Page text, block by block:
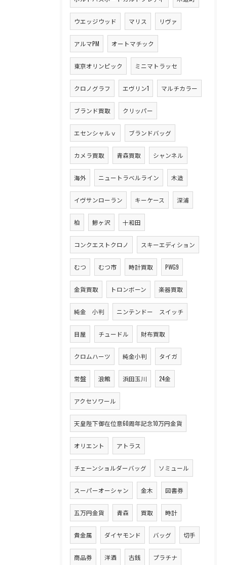
ウエッジウッド マリス リヴァ
アルマPM オートマチック
東京オリンピック ミニマトラッセ
クロノグラフ エヴリン1 マルチカラー
ブランド買取 クリッパー
エセンシャルｖ ブランドバッグ
カメラ買取 青森買取 シャンネル
海外 ニュートラベルライン 木造
イヴサンローラン キーケース 深浦
柏 鯵ヶ沢 十和田
コンクエストクロノ スキーエディション
むつ むつ市 時計買取 PWG9
金貨買取 トロンボーン 楽器買取
純金 小判 ニンテンドー スイッチ
目屋 チュードル 財布買取
クロムハーツ 純金小判 タイガ
常盤 浪館 浜田玉川 24金
アクセソワール
天皇陛下御在位意60周年記念10万円金貨
オリエント アトラス
チェーンショルダーバッグ ソミュール
スーパーオーシャン 金木 図書券
五万円金貨 青森 買取 時計
貴金属 ダイヤモンド バッグ 切手
商品券 洋酒 古銭 プラチナ